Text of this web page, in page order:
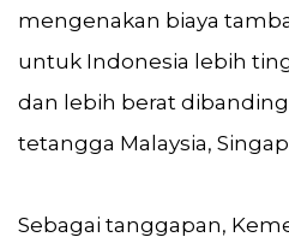
mengenakan biaya
untuk Indonesia lebih
dan lebih berat
tetangga Malaysia,
Sebagai tanggapan,